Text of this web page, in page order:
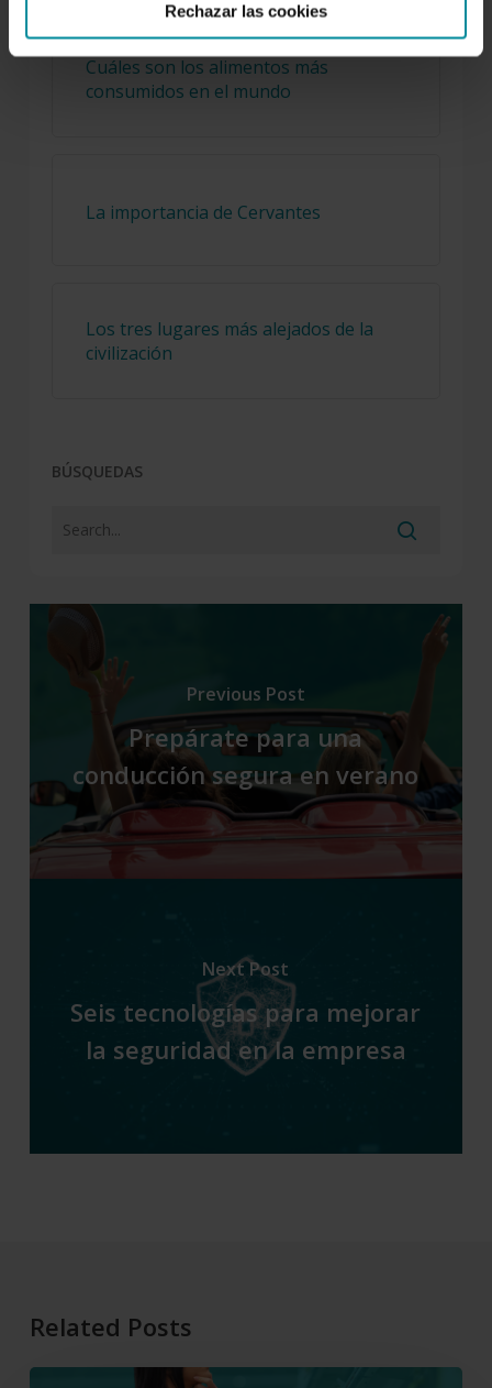
Rechazar las cookies
Cuáles son los alimentos más
consumidos en el mundo
La importancia de Cervantes
Los tres lugares más alejados de la
civilización
BÚSQUEDAS
Previous Post
Prepárate para una
conducción segura en verano
Next Post
Seis tecnologías para mejorar
la seguridad en la empresa
Related Posts